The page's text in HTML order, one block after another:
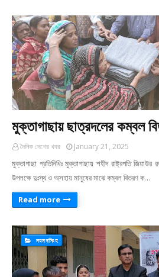
মুক্তাগাছায় ছাত্রদলের কম্বল
দৈনিক দেশের খবর January 21, 2025
মুক্তাগাছা প্রতিনিধিঃ মুক্তাগাছায় শহীদ রাষ্ট্রপতি
উপলক্ষে দুঃস্থ ও অসহায় মানুষের মাঝে কম্বল বিতরণ ক…
Read more
ময়মনসিংহ